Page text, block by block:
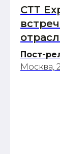
СТТ
Пост-
Москва,